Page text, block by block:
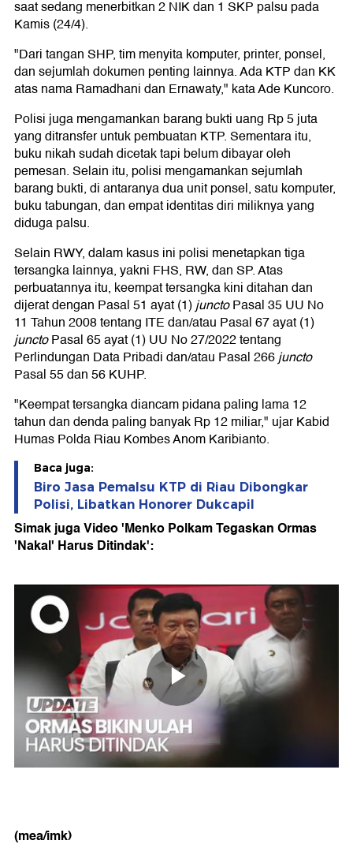
saat sedang menerbitkan 2 NIK dan 1 SKP palsu pada
Kamis (24/4).
"Dari tangan SHP, tim menyita komputer, printer, ponsel,
dan sejumlah dokumen penting lainnya. Ada KTP dan KK
atas nama Ramadhani dan Ernawaty," kata Ade Kuncoro.
Polisi juga mengamankan barang bukti uang Rp 5 juta
yang ditransfer untuk pembuatan KTP. Sementara itu,
buku nikah sudah dicetak tapi belum dibayar oleh
pemesan. Selain itu, polisi mengamankan sejumlah
barang bukti, di antaranya dua unit ponsel, satu komputer,
buku tabungan, dan empat identitas diri miliknya yang
diduga palsu.
Selain RWY, dalam kasus ini polisi menetapkan tiga
tersangka lainnya, yakni FHS, RW, dan SP. Atas
perbuatannya itu, keempat tersangka kini ditahan dan
dijerat dengan Pasal 51 ayat (1)junctoPasal 35 UU No
11 Tahun 2008 tentang ITE dan/atau Pasal 67 ayat (1)
junctoPasal 65 ayat (1) UU No 27/2022 tentang
Perlindungan Data Pribadi dan/atau Pasal 266juncto
Pasal 55 dan 56 KUHP.
"Keempat tersangka diancam pidana paling lama 12
tahun dan denda paling banyak Rp 12 miliar," ujar Kabid
Humas Polda Riau Kombes Anom Karibianto.
Baca juga:
Biro Jasa Pemalsu KTP di Riau Dibongkar
Polisi, Libatkan Honorer Dukcapil
Simak juga Video 'Menko Polkam Tegaskan Ormas
'Nakal' Harus Ditindak':
(mea/imk)